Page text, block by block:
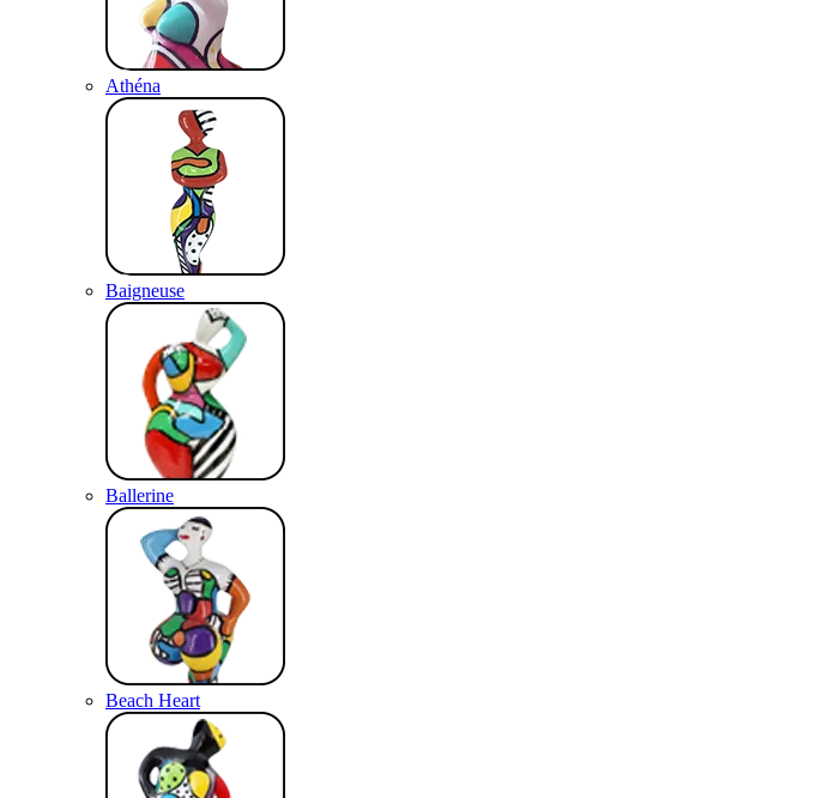
Athéna
Baigneuse
Ballerine
Beach Heart